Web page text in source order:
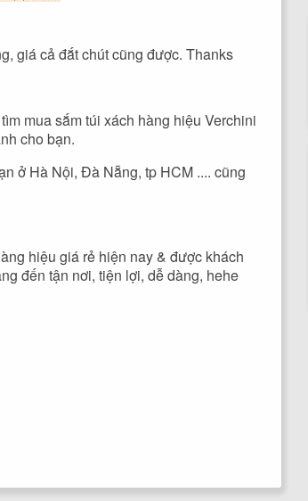
giá cả đắt chút cũng được. Thanks
mua sắm túi xách hàng hiệu Verchini
cho bạn.
ở Hà Nội, Đà Nẵng, tp HCM .... cũng
hiệu giá rẻ hiện nay & được khách
đến tận nơi, tiện lợi, dễ dàng, hehe